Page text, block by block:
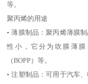
等。
聚丙烯的用途
•薄膜制品：聚丙烯薄膜
性小，它分为吹膜薄
（BOPP ）等。
•注塑制品：可用于汽车